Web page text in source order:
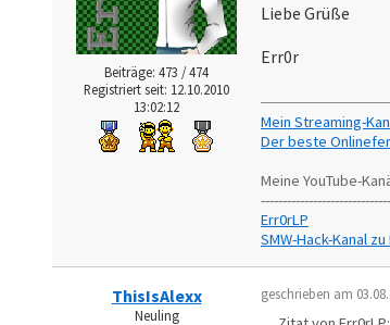
Beiträge: 473 / 474
Registriert seit: 12.10.2010
13:02:12
Liebe Grüße
Err0r
Mein Streaming-
Der beste
Meine YouTube-
Err0rLP
SMW-Hack-Kanal
ThisIsAlexx
Neuling
geschrieben am